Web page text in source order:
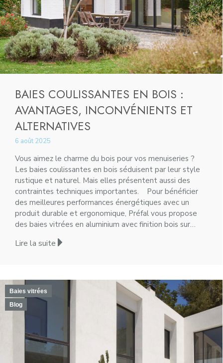
BAIES COULISSANTES EN BOIS :
AVANTAGES, INCONVÉNIENTS ET
ALTERNATIVES
6 août 2025
Vous aimez le charme du bois pour vos menuiseries ?
Les baies coulissantes en bois séduisent par leur style
rustique et naturel. Mais elles présentent aussi des
contraintes techniques importantes. Pour bénéficier
des meilleures performances énergétiques avec un
produit durable et ergonomique, Préfal vous propose
des baies vitrées en aluminium avec finition bois sur…
Lire la suite
Baies vitrées
Blog